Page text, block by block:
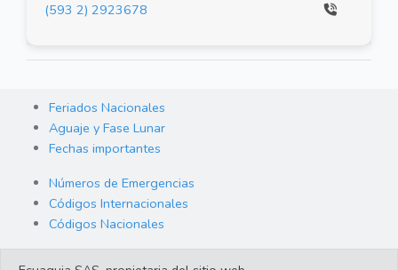
(593 2) 2923678
Feriados Nacionales
Aguaje y Fase Lunar
Fechas importantes
Números de Emergencias
Códigos Internacionales
Códigos Nacionales